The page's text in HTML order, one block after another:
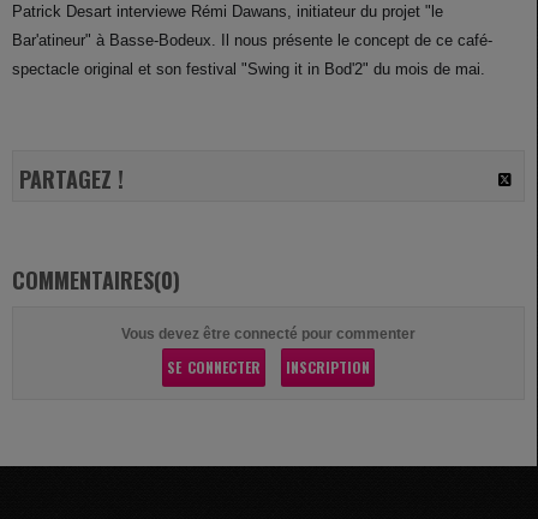
Patrick Desart interviewe Rémi Dawans, initiateur du projet "le
Bar'atineur" à Basse-Bodeux. Il nous présente le concept de ce café-
spectacle original et son festival "Swing it in Bod'2" du mois de mai.
PARTAGEZ !
COMMENTAIRES(0)
Vous devez être connecté pour commenter
SE CONNECTER INSCRIPTION